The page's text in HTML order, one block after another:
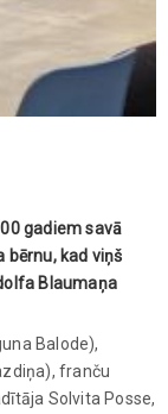
gadiem savā
bērnu, kad viņš
Blaumaņa
Balode),
franču
Solvita Posse,